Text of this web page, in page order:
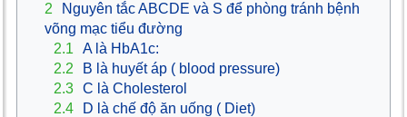
2
Nguyên tắc ABCDE và S để phòng tránh bệnh
võng mạc tiểu đường
2.1
A là HbA1c:
2.2
B là huyết áp ( blood pressure)
2.3 C là Cholesterol
2.4
D là chế độ ăn uống ( Diet)